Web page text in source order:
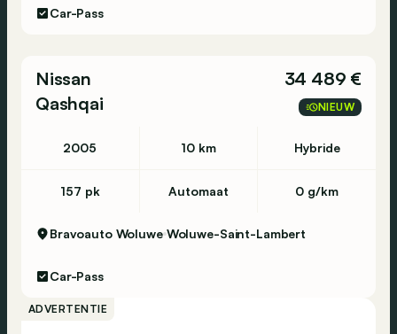
Car-Pass
Nissan
Qashqai
34 489 €
NIEUW
2005 10 km Hybride
157 pk Automaat 0 g/km
Bravoauto Woluwe Woluwe-Saint-Lambert
Car-Pass
ADVERTENTIE